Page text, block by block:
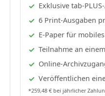
Exklusive tab-
6 Print-Ausgaben
E-Paper für
Teilnahme an
Online-
Veröffentlichen
*259,48 € bei jährlicher